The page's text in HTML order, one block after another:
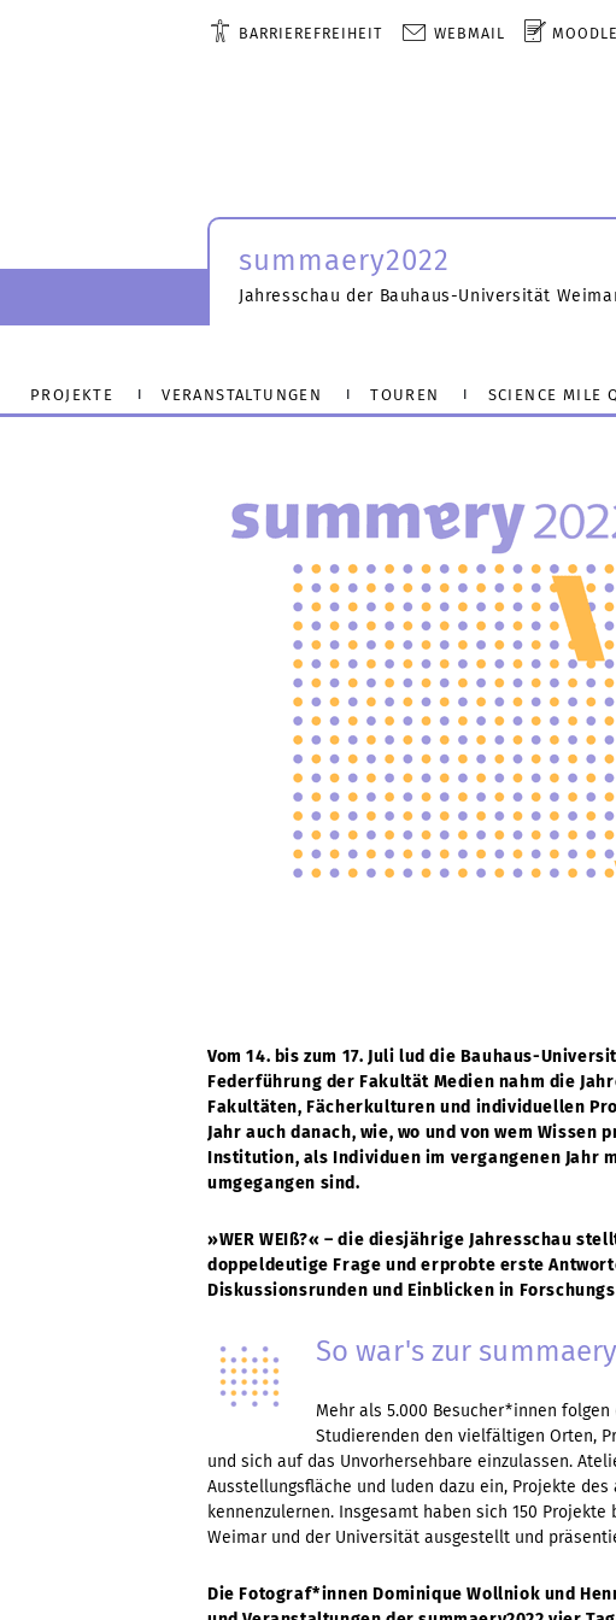
BARRIEREFREIHEIT WEBMAIL MOODLE
summaery2022
Jahresschau der Bauhaus-Universität
PROJEKTE VERANSTALTUNGEN TOUREN SCIENCE MILE
Vom 14. bis zum 17. Juli lud die Bauhaus-
Federführung der Fakultät Medien nahm die
Fakultäten, Fächerkulturen und individuellen
Jahr auch danach, wie, wo und von wem
Institution, als Individuen im vergangenen Jahr
umgegangen sind.
»WER WEIß?« –die diesjährige Jahresschau
doppeldeutige Frage und erprobte erste
Diskussionsrunden und Einblicken in
So war's zur
Mehr als 5.000 Besucher*innen
Studierenden den vielfältigen Orten,
und sich auf das Unvorhersehbare einzulassen.
Ausstellungsfläche und luden dazu ein, Projekte
kennenzulernen. Insgesamt haben sich 150
Weimar und der Universität ausgestellt und
Die Fotograf*innen Dominique Wollniok und